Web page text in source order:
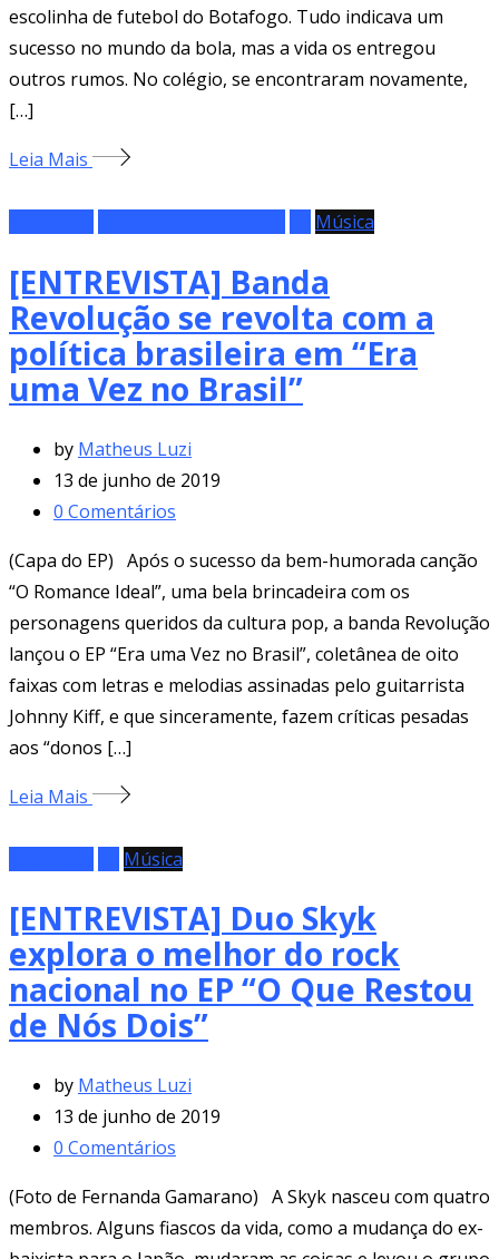
escolinha de futebol do Botafogo. Tudo indicava um
sucesso no mundo da bola, mas a vida os entregou
outros rumos. No colégio, se encontraram novamente,
[…]
Leia Mais
Música
[ENTREVISTA] Banda
Revolução se revolta com a
política brasileira em “Era
uma Vez no Brasil”
by Matheus Luzi
13 de junho de 2019
0 Comentários
(Capa do EP) Após o sucesso da bem-humorada canção
“O Romance Ideal”, uma bela brincadeira com os
personagens queridos da cultura pop, a banda Revolução
lançou o EP “Era uma Vez no Brasil”, coletânea de oito
faixas com letras e melodias assinadas pelo guitarrista
Johnny Kiff, e que sinceramente, fazem críticas pesadas
aos “donos […]
Leia Mais
Música
[ENTREVISTA] Duo Skyk
explora o melhor do rock
nacional no EP “O Que Restou
de Nós Dois”
by Matheus Luzi
13 de junho de 2019
0 Comentários
(Foto de Fernanda Gamarano) A Skyk nasceu com quatro
membros. Alguns fiascos da vida, como a mudança do ex-